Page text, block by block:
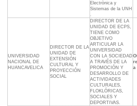
Electrònica y
Sistemas de la UNH
.
UNIVERSIDAD
NACIONAL DE
HUANCAVELICA
DIRECTOR DE LA
UNIDAD DE
EXTENSIÓN
CULTURAL Y
PROYECCIÓN
SOCIAL
DIRECTOR DE LA
UNIDAD DE ECPS,
TIENE COMO
OBJETIVO
ARTICULAR LA
UNIVERSIDAD
CON LA SOCIEDAD
A TRAVÉS DE LA
PROMOCIÓN Y
DESARROLLO DE
ACTIVIDADES
CULTURALES,
FLOKLÓRICAS,
SOCIALES Y
DEPORTIVAS.
a